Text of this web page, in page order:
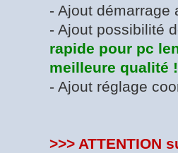
- Ajout démarrage
- Ajout possibilité
rapide pour pc
meilleure qualité !
- Ajout réglage
>>> ATTENTION